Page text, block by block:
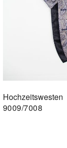
Hochzeitswesten
9009/7008